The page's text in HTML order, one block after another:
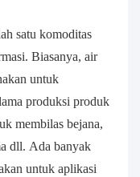
satu komoditas
Biasanya, air
untuk
produksi produk
membilas bejana,
dll. Ada banyak
untuk aplikasi